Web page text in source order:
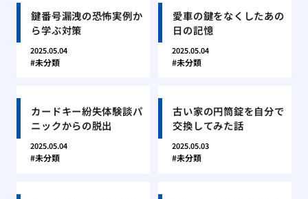
鍵番号漏洩の恐怖実例か
ら学ぶ対策
2025.05.04
未分類
愛車の鍵をなくしたあの
日の記憶
2025.05.04
未分類
カードキー紛失体験談パ
ニックからの脱出
2025.05.04
未分類
古い家の円筒錠を自分で
交換してみた話
2025.05.03
未分類